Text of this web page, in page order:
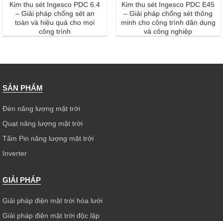
Kim thu sét Ingesco PDC 6.4
– Giải pháp chống sét an
toàn và hiệu quả cho mọi
công trình
Kim thu sét Ingesco PDC E45
– Giải pháp chống sét thông
minh cho công trình dân dụng
và công nghiệp
SẢN PHẨM
Đèn năng lượng mặt trời
Quạt năng lượng mặt trời
Tấm Pin năng lượng mặt trời
Inverter
GIẢI PHÁP
Giải pháp điện mặt trời hòa lưới
Giải pháp điện mặt trời độc lập